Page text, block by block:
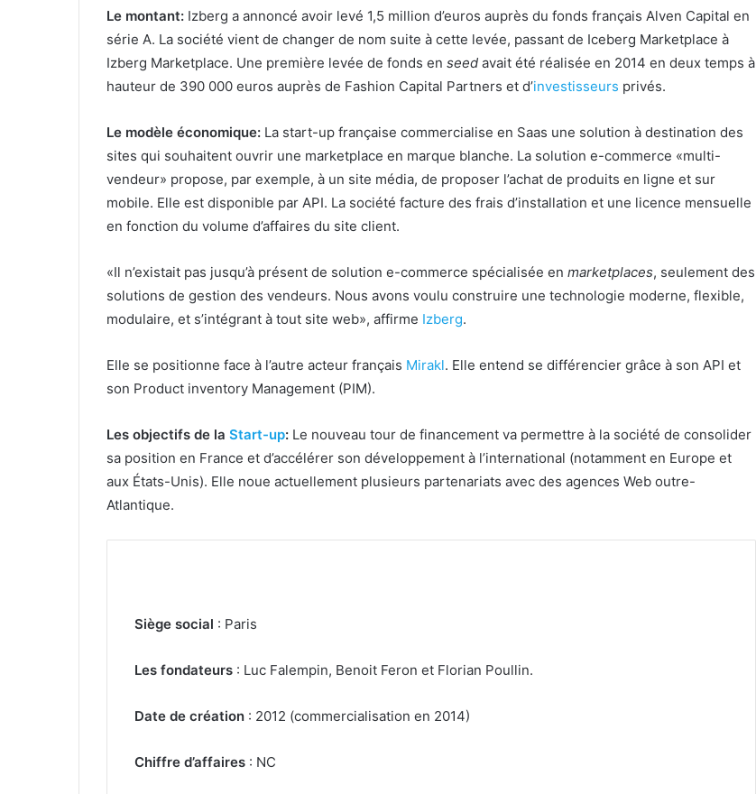
Le montant: Izberg a annoncé avoir levé 1,5 million d’euros auprès du fonds français Alven Capital en
série A. La société vient de changer de nom suite à cette levée, passant de Iceberg Marketplace à
Izberg Marketplace. Une première levée de fonds en seed avait été réalisée en 2014 en deux temps à
hauteur de 390 000 euros auprès de Fashion Capital Partners et d’investisseurs privés.
Le modèle économique: La start-up française commercialise en Saas une solution à destination des
sites qui souhaitent ouvrir une marketplace en marque blanche. La solution e-commerce «multi-
vendeur» propose, par exemple, à un site média, de proposer l’achat de produits en ligne et sur
mobile. Elle est disponible par API. La société facture des frais d’installation et une licence mensuelle
en fonction du volume d’affaires du site client.
«Il n’existait pas jusqu’à présent de solution e-commerce spécialisée en marketplaces, seulement des
solutions de gestion des vendeurs. Nous avons voulu construire une technologie moderne, flexible,
modulaire, et s’intégrant à tout site web», affirme Izberg.
Elle se positionne face à l’autre acteur français Mirakl. Elle entend se différencier grâce à son API et
son Product inventory Management (PIM).
Les objectifs de la Start-up: Le nouveau tour de financement va permettre à la société de consolider
sa position en France et d’accélérer son développement à l’international (notamment en Europe et
aux États-Unis). Elle noue actuellement plusieurs partenariats avec des agences Web outre-
Atlantique.
Siège social : Paris
Les fondateurs : Luc Falempin, Benoit Feron et Florian Poullin.
Date de création : 2012 (commercialisation en 2014)
Chiffre d’affaires : NC